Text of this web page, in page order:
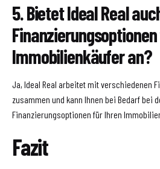
5. Bietet Ideal Real
Immobilienkäufer an?
Ja, Ideal Real arbeitet mit verschiedenen
zusammen und kann Ihnen bei Bedarf bei
Finanzierungsoptionen für Ihren
Fazit